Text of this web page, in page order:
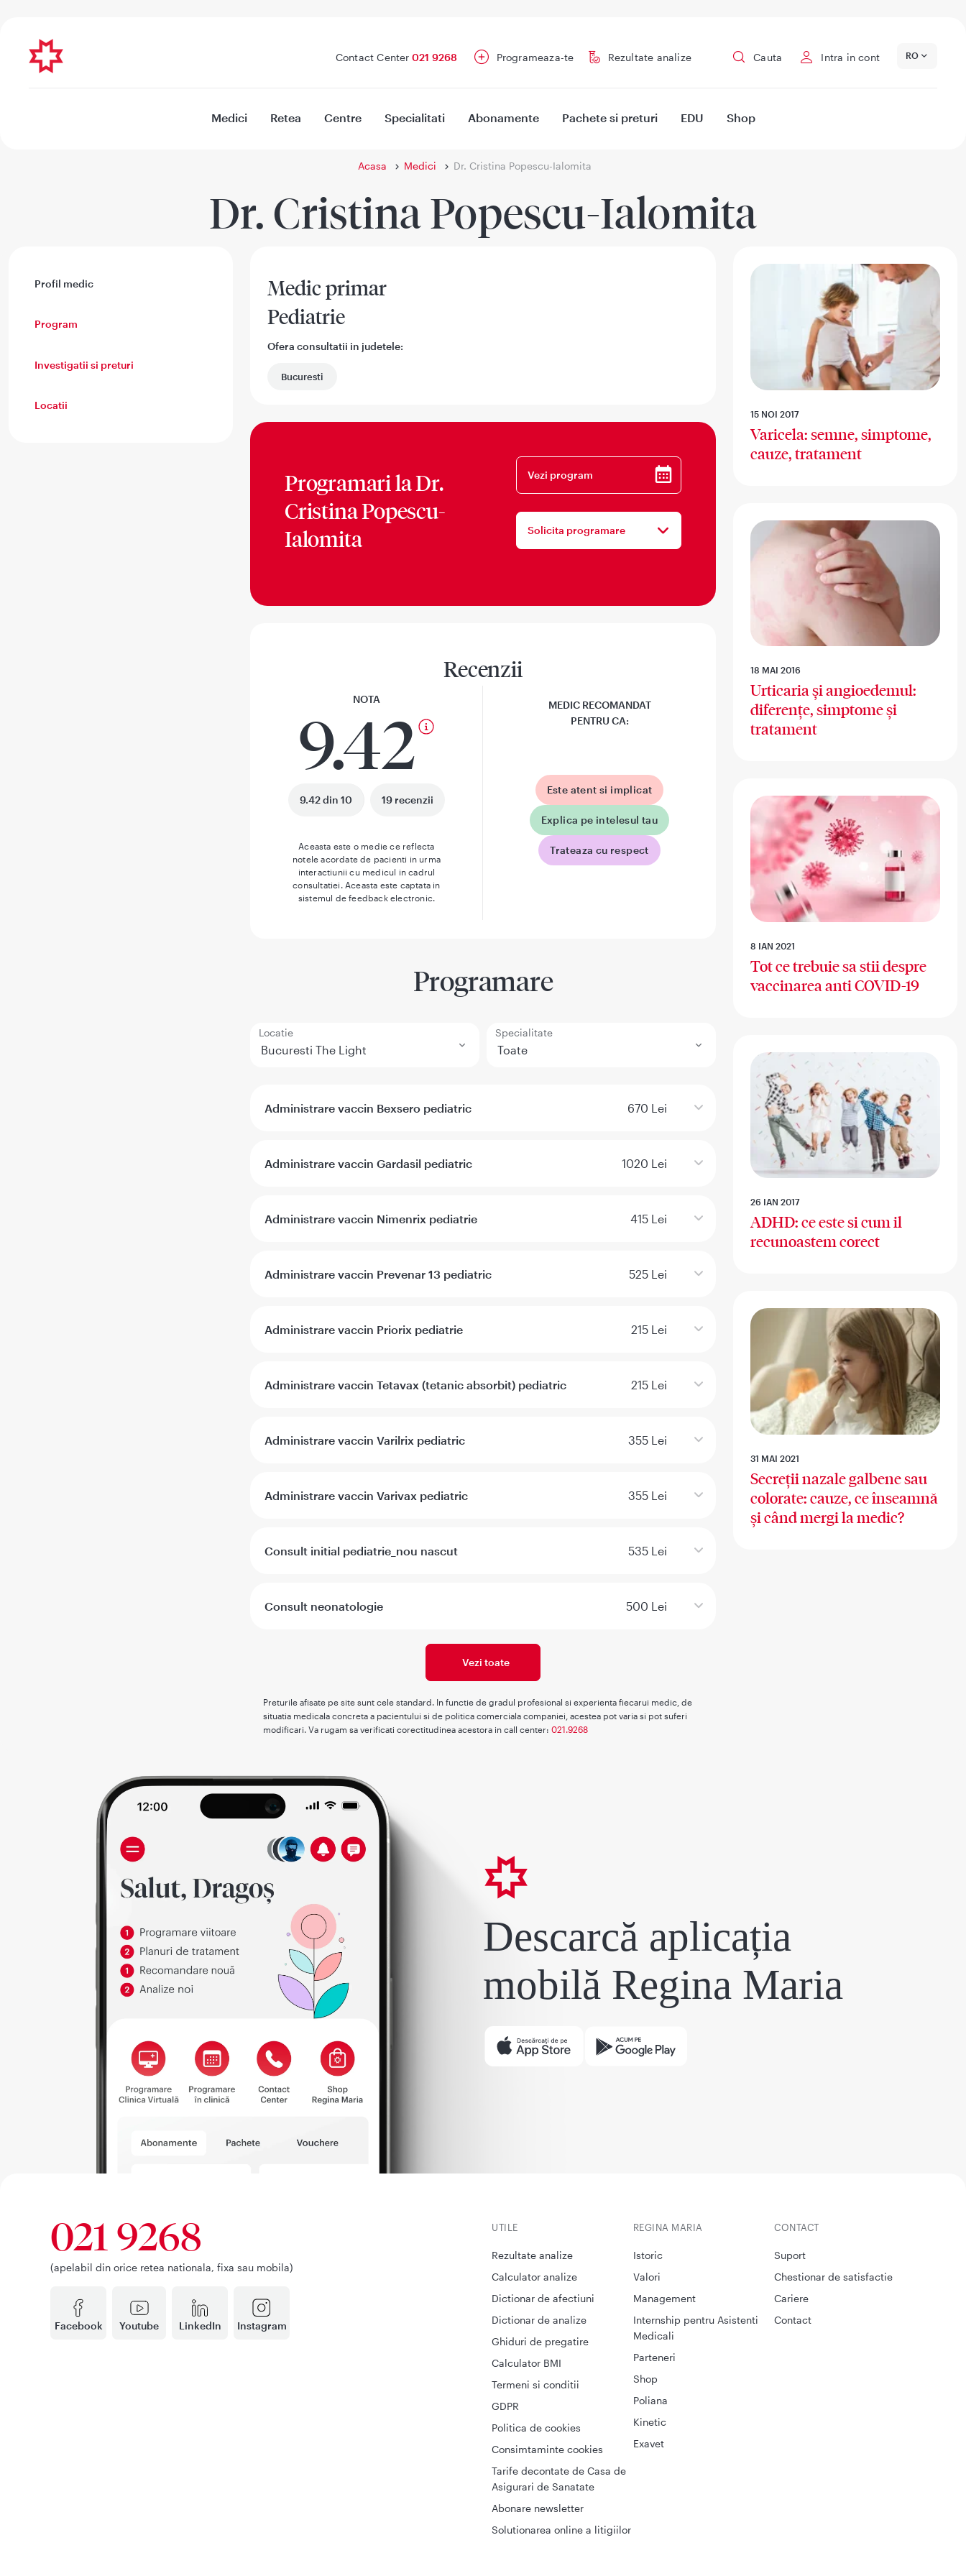
Contact Center 021 9268 Programeaza-te Rezultate analize Cauta Intra in cont RO
Medici Retea Centre Specialitati Abonamente Pachete si preturi EDU Shop
Acasa Medici Dr. Cristina Popescu-Ialomita
Dr. Cristina Popescu-Ialomita
Profil medic
Program
Investigatii si preturi
Locatii
Medic primar
Pediatrie
Ofera consultatii in judetele:
Bucuresti
Programari laDr.
Cristina Popescu-
Ialomita
Vezi program
Solicita programare
Recenzii
NOTA
9.42
9.42 din 10 19 recenzii
Aceasta este o medie ce reflecta
notele acordate de pacienti in urma
interactiunii cu medicul in cadrul
consultatiei. Aceasta este captata in
sistemul de feedback electronic.
MEDIC RECOMANDAT
PENTRU CA:
Este atent si implicat
Explica pe intelesul tau
Trateaza cu respect
Programare
Locatie Specialitate
Administrare vaccin Bexsero pediatric 670 Lei
Administrare vaccin Gardasil pediatric 1020 Lei
Administrare vaccin Nimenrix pediatrie 415 Lei
Administrare vaccin Prevenar 13 pediatric 525 Lei
Administrare vaccin Priorix pediatrie 215 Lei
Administrare vaccin Tetavax (tetanic absorbit) pediatric 215 Lei
Administrare vaccin Varilrix pediatric 355 Lei
Administrare vaccin Varivax pediatric 355 Lei
Consult initial pediatrie_nou nascut 535 Lei
Consult neonatologie 500 Lei
Vezi toate
Preturile afisate pe site sunt cele standard. In functie de gradul profesional si experienta fiecarui medic, de
situatia medicala concreta a pacientului si de politica comerciala companiei, acestea pot varia si pot suferi
modificari. Va rugam sa verificati corectitudinea acestora in call center: 021.9268
15 NOI 2017
Varicela: semne, simptome,
cauze, tratament
18 MAI 2016
Urticaria și angioedemul:
diferențe, simptome și
tratament
8 IAN 2021
Tot ce trebuie sa stii despre
vaccinarea anti COVID-19
26 IAN 2017
ADHD: ce este si cum il
recunoastem corect
31 MAI 2021
Secreții nazale galbene sau
colorate: cauze, ce înseamnă
și când mergi la medic?
Descarcă aplicația
mobilă Regina Maria
Facebook Youtube LinkedIn Instagram
021 9268
(apelabil din orice retea nationala, fixa sau mobila)
UTILE
Rezultate analize
Calculator analize
Dictionar de afectiuni
Dictionar de analize
Ghiduri de pregatire
Calculator BMI
Termeni si conditii
GDPR
Politica de cookies
Consimtaminte cookies
Tarife decontate de Casa de
Asigurari de Sanatate
Abonare newsletter
Solutionarea online a litigiilor
CONTACT
Suport
Chestionar de satisfactie
Cariere
Contact
REGINA MARIA
Istoric
Valori
Management
Internship pentru Asistenti
Medicali
Parteneri
Shop
Poliana
Kinetic
Exavet